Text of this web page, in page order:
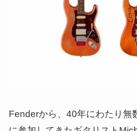
Fenderから、40年にわたり無